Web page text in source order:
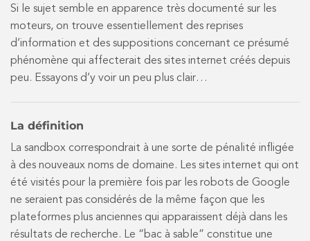
Si le sujet semble en apparence très documenté sur les
moteurs, on trouve essentiellement des reprises
d’information et des suppositions concernant ce présumé
phénomène qui affecterait des sites internet créés depuis
peu. Essayons d’y voir un peu plus clair…
La définition
La sandbox correspondrait à une sorte de pénalité infligée
à des nouveaux noms de domaine. Les sites internet qui ont
été visités pour la première fois par les robots de Google
ne seraient pas considérés de la même façon que les
plateformes plus anciennes qui apparaissent déjà dans les
résultats de recherche. Le “bac à sable” constitue une